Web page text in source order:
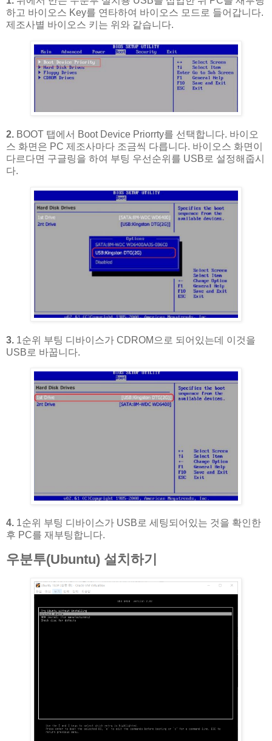
하고 바이오스 Key를 연타하여 바이오스 모드로 들어갑니다.
제조사별 바이오스 키는 위와 같습니다.
2. BOOT 탭에서 Boot Device Priorrty를 선택합니다. 바이오
스 화면은 PC 제조사마다 조금씩 다릅니다. 바이오스 화면이
다르다면 구글링을 하여 부팅 우선순위를 USB로 설정해줍시
다.
3. 1순위 부팅 디바이스가 CDROM으로 되어있는데 이것을
USB로 바꿉니다.
4. 1순위 부팅 디바이스가 USB로 세팅되어있는 것을 확인한
후 PC를 재부팅합니다.
우분투(Ubuntu) 설치하기